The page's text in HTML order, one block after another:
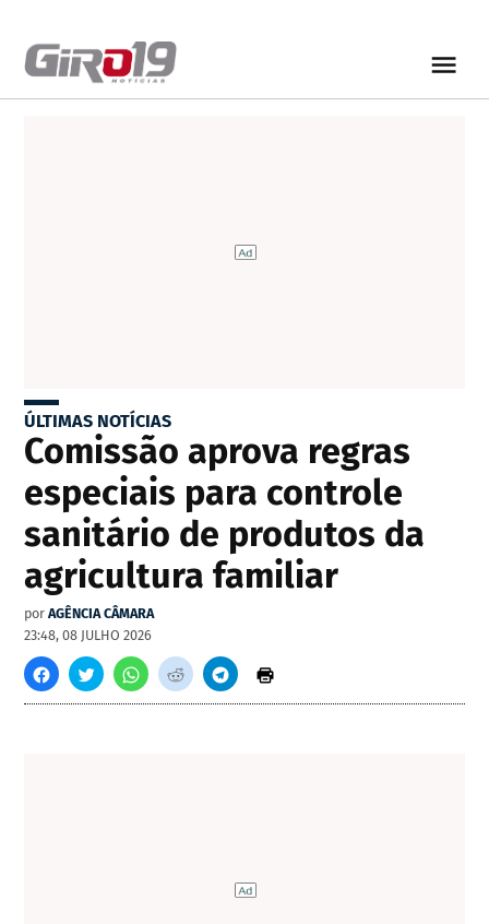
ÚLTIMAS NOTÍCIAS
Comissão aprova regras
especiais para controle
sanitário de produtos da
agricultura familiar
por AGÊNCIA CÂMARA
23:48, 08 JULHO 2026